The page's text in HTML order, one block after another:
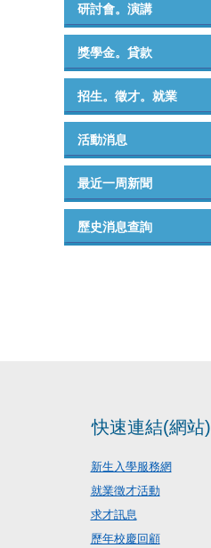
研討會。演講
獎學金。貸款
招生。徵才。就業
活動消息
最近一周新聞
歷史消息查詢
快速連結(網站)
新生入學服務網
就業徵才活動
求才訊息
歷年校慶回顧